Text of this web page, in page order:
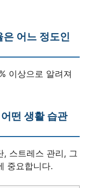
어느 정도인
이상으로 알려져
떤 생활 습관
스트레스 관리, 그
중요합니다.